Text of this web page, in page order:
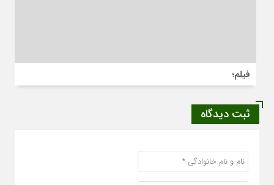
فیلم؛
ثبت دیدگاه